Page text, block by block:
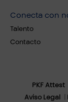
Conecta con
Talento
Contacto
PKF Attest
Aviso Legal